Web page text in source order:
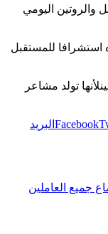
والروتين اليومي
استشرافا للمستقبل
تولد مشاعر
Facebook البريد
جميع العاملين